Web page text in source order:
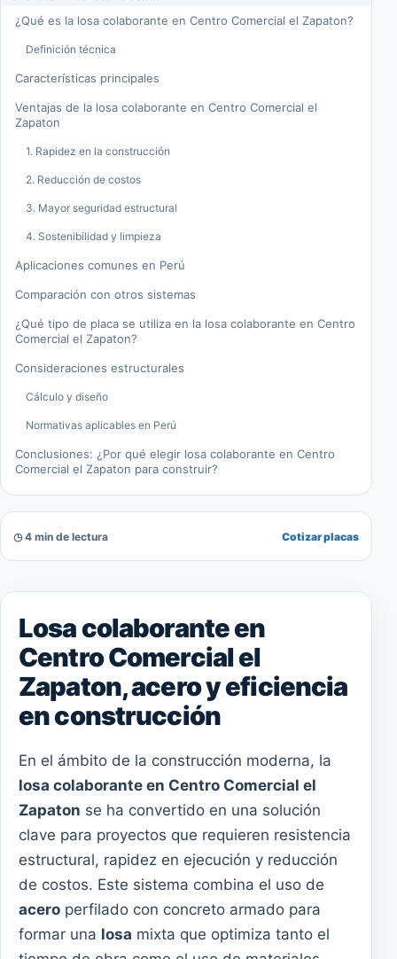
¿Qué es la losa colaborante en Centro Comercial el Zapaton?
Definición técnica
Características principales
Ventajas de la losa colaborante en Centro Comercial el
Zapaton
1. Rapidez en la construcción
2. Reducción de costos
3. Mayor seguridad estructural
4. Sostenibilidad y limpieza
Aplicaciones comunes en Perú
Comparación con otros sistemas
¿Qué tipo de placa se utiliza en la losa colaborante en Centro
Comercial el Zapaton?
Consideraciones estructurales
Cálculo y diseño
Normativas aplicables en Perú
Conclusiones: ¿Por qué elegir losa colaborante en Centro
Comercial el Zapaton para construir?
◷ 4 min de lectura Cotizar placas
Losa colaborante en
Centro Comercial el
Zapaton, acero y eficiencia
en construcción
En el ámbito de la construcción moderna, la
losa colaborante en Centro Comercial el
Zapaton se ha convertido en una solución
clave para proyectos que requieren resistencia
estructural, rapidez en ejecución y reducción
de costos. Este sistema combina el uso de
acero perfilado con concreto armado para
formar una losa mixta que optimiza tanto el